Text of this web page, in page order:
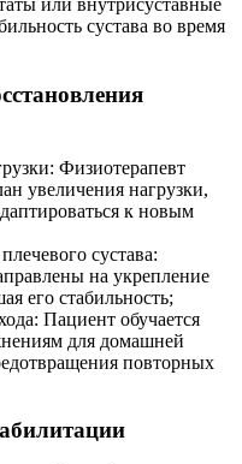
или внутрисуставные
сустава во время
Физиотерапевт
увеличения нагрузки,
к новым
сустава:
на укрепление
его стабильность;
Пациент обучается
для домашней
повторных